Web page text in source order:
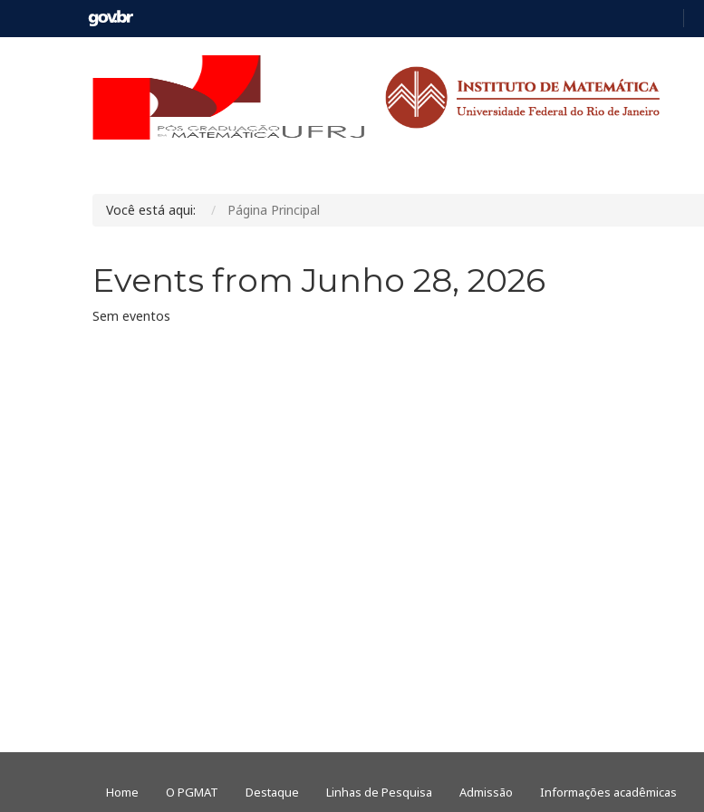
CONTEÚDO
Você está aqui: Página Principal
Events from Junho 28, 2026
Sem eventos
Home O PGMAT Destaque Linhas de Pesquisa Admissão Informações acadêmicas